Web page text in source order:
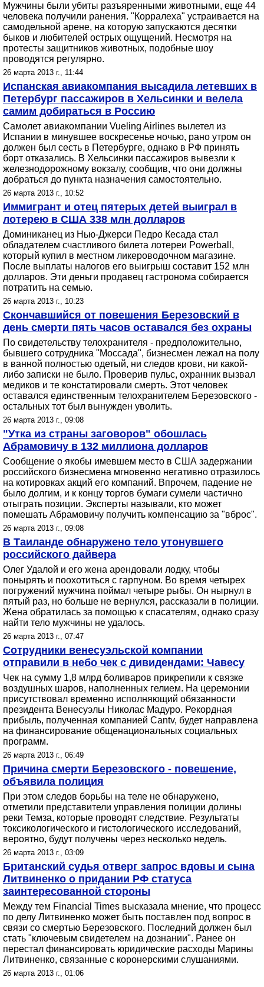
Мужчины были убиты разъяренными животными, еще 44
человека получили ранения. "Корралеха" устраивается на
самодельной арене, на которую запускаются десятки
быков и любителей острых ощущений. Несмотря на
протесты защитников животных, подобные шоу
проводятся регулярно.
26 марта 2013 г., 11:44
Испанская авиакомпания высадила летевших в
Петербург пассажиров в Хельсинки и велела
самим добираться в Россию
Самолет авиакомпании Vueling Airlines вылетел из
Испании в минувшее воскресенье ночью, рано утром он
должен был сесть в Петербурге, однако в РФ принять
борт отказались. В Хельсинки пассажиров вывезли к
железнодорожному вокзалу, сообщив, что они должны
добраться до пункта назначения самостоятельно.
26 марта 2013 г., 10:52
Иммигрант и отец пятерых детей выиграл в
лотерею в США 338 млн долларов
Доминиканец из Нью-Джерси Педро Кесада стал
обладателем счастливого билета лотереи Powerball,
который купил в местном ликероводочном магазине.
После выплаты налогов его выигрыш составит 152 млн
долларов. Эти деньги продавец гастронома собирается
потратить на семью.
26 марта 2013 г., 10:23
Скончавшийся от повешения Березовский в
день смерти пять часов оставался без охраны
По свидетельству телохранителя - предположительно,
бывшего сотрудника "Моссада", бизнесмен лежал на полу
в ванной полностью одетый, ни следов крови, ни какой-
либо записки не было. Проверив пульс, охранник вызвал
медиков и те констатировали смерть. Этот человек
оставался единственным телохранителем Березовского -
остальных тот был вынужден уволить.
26 марта 2013 г., 09:08
"Утка из страны заговоров" обошлась
Абрамовичу в 132 миллиона долларов
Сообщение о якобы имевшем место в США задержании
российского бизнесмена мгновенно негативно отразилось
на котировках акций его компаний. Впрочем, падение не
было долгим, и к концу торгов бумаги сумели частично
отыграть позиции. Эксперты называли, кто может
помешать Абрамовичу получить компенсацию за "вброс".
26 марта 2013 г., 09:08
В Таиланде обнаружено тело утонувшего
российского дайвера
Олег Удалой и его жена арендовали лодку, чтобы
понырять и поохотиться с гарпуном. Во время четырех
погружений мужчина поймал четыре рыбы. Он нырнул в
пятый раз, но больше не вернулся, рассказали в полиции.
Жена обратилась за помощью к спасателям, однако сразу
найти тело мужчины не удалось.
26 марта 2013 г., 07:47
Сотрудники венесуэльской компании
отправили в небо чек с дивидендами: Чавесу
Чек на сумму 1,8 млрд боливаров прикрепили к связке
воздушных шаров, наполненных гелием. На церемонии
присутствовал временно исполняющий обязанности
президента Венесуэлы Николас Мадуро. Рекордная
прибыль, полученная компанией Cantv, будет направлена
на финансирование общенациональных социальных
программ.
26 марта 2013 г., 06:49
Причина смерти Березовского - повешение,
объявила полиция
При этом следов борьбы на теле не обнаружено,
отметили представители управления полиции долины
реки Темза, которые проводят следствие. Результаты
токсикологического и гистологического исследований,
вероятно, будут получены через несколько недель.
26 марта 2013 г., 03:09
Британский судья отверг запрос вдовы и сына
Литвиненко о придании РФ статуса
заинтересованной стороны
Между тем Financial Times высказала мнение, что процесс
по делу Литвиненко может быть поставлен под вопрос в
связи со смертью Березовского. Последний должен был
стать "ключевым свидетелем на дознании". Ранее он
перестал финансировать юридические расходы Марины
Литвиненко, связанные с коронерскими слушаниями.
26 марта 2013 г., 01:06